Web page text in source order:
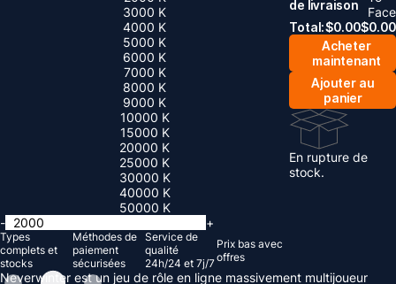
3000 K
4000 K
5000 K
6000 K
7000 K
8000 K
9000 K
10000 K
15000 K
20000 K
25000 K
30000 K
40000 K
50000 K
-
+
Types
complets et
stocks
Méthodes de
paiement
sécurisées
Service de
qualité
24h/24 et 7j/7
Prix ​​bas avec
offres
de livraison
Face
Total:$0.00$0.00
Acheter
maintenant
Ajouter au
panier
En rupture de
stock.
Neverwinter est un jeu de rôle en ligne massivement multijoueur